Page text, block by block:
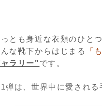
っとも身近な衣類のひと
な靴下からはじまる
「
ラリー" です。
弾は、世界中に愛される